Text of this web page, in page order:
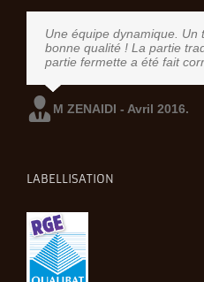
Une équipe dynamique. Un
bonne qualité ! La partie
partie fermette a été fait
M ZENAIDI - Avril 2016.
LABELLISATION